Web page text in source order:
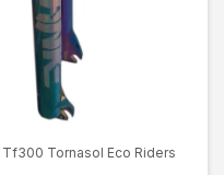
Tornasol Eco Riders